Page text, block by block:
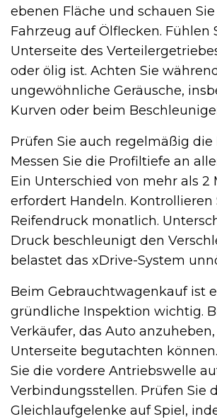
ebenen Fläche und schauen
Fahrzeug auf Ölflecken. Fühlen
Unterseite des
oder ölig ist. Achten Sie
ungewöhnliche Geräusche,
Kurven oder beim
Prüfen Sie auch regelmäßig die
Messen Sie die Profiltiefe an
Ein Unterschied von mehr als 2
erfordert Handeln. Kontrollieren
Reifendruck monatlich.
Druck beschleunigt den
belastet das xDrive-System
Beim Gebrauchtwagenkauf ist
gründliche Inspektion wichtig.
Verkäufer, das Auto
Unterseite begutachten
Sie die vordere Antriebswelle
Verbindungsstellen. Prüfen Sie
Gleichlaufgelenke auf Spiel,